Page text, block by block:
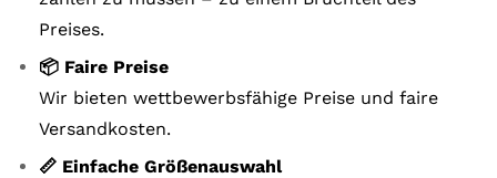
Preises.
📦 Faire Preise
Wir bieten wettbewerbsfähige Preise und faire
Versandkosten.
📏 Einfache Größenauswahl